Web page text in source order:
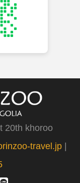
20th khoroo
travel.jp|